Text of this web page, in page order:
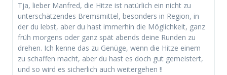
Tja, lieber Manfred, die Hitze ist natürlich ein nicht zu
unterschätzendes Bremsmittel, besonders in Region, in
der du lebst, aber du hast immerhin die Möglichkeit, ganz
früh morgens oder ganz spät abends deine Runden zu
drehen. Ich kenne das zu Genüge, wenn die Hitze einem
zu schaffen macht, aber du hast es doch gut gemeistert,
und so wird es sicherlich auch weitergehen !!